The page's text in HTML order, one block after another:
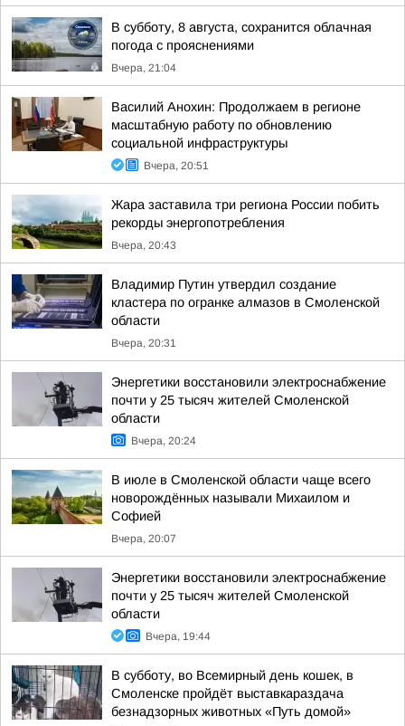
В субботу, 8 августа, сохранится облачная
погода с прояснениями
Вчера, 21:04
Василий Анохин: Продолжаем в регионе
масштабную работу по обновлению
социальной инфраструктуры
Вчера, 20:51
Жара заставила три региона России побить
рекорды энергопотребления
Вчера, 20:43
Владимир Путин утвердил создание
кластера по огранке алмазов в Смоленской
области
Вчера, 20:31
Энергетики восстановили электроснабжение
почти у 25 тысяч жителей Смоленской
области
Вчера, 20:24
В июле в Смоленской области чаще всего
новорождённых называли Михаилом и
Софией
Вчера, 20:07
Энергетики восстановили электроснабжение
почти у 25 тысяч жителей Смоленской
области
Вчера, 19:44
В субботу, во Всемирный день кошек, в
Смоленске пройдёт выставкараздача
безнадзорных животных «Путь домой»